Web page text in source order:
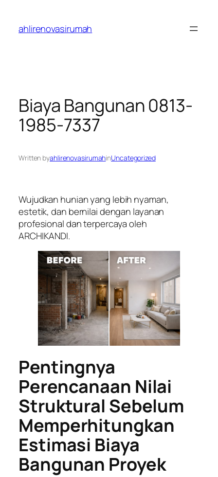
content
ahlirenovasirumah
Biaya Bangunan 0813-
1985-7337
Written byahlirenovasirumahinUncategorized
Wujudkan hunian yang lebih nyaman,
estetik, dan bernilai dengan layanan
profesional dan terpercaya oleh
ARCHIKANDI.
Pentingnya
Perencanaan Nilai
Struktural Sebelum
Memperhitungkan
Estimasi Biaya
Bangunan Proyek